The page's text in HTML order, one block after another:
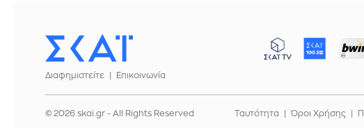
Διαφημιστείτε
Επικοινωνία
© 2026 skai.gr - All Rights Reserved Ταυτότητα Όροι Χρήσης